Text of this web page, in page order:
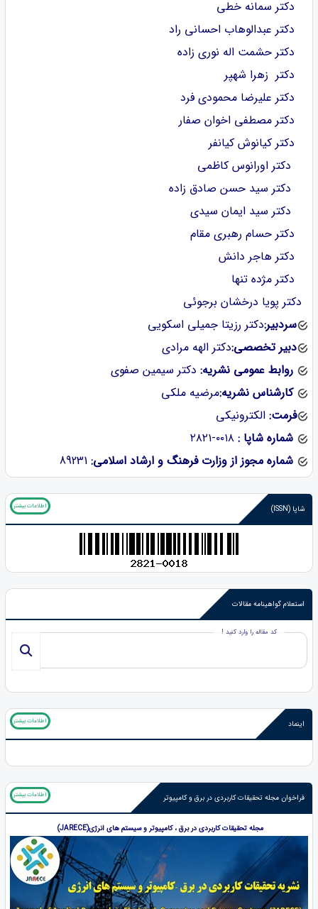
دکتر سمانه خطی
دکتر عبدالوهاب احسانی راد
دکتر حشمت اله نوری زاده
دکتر زهرا شهپر
دکتر علیرضا محمودی فرد
دکتر مصطفی اخوان صفار
دکتر کیانوش کیانفر
دکتر اورانوس کاظمی
دکتر سید حسن صادق زاده
دکتر سید ایمان سیدی
دکتر حسام رهبری مقام
دکتر هاجر دانش
دکتر مژده تنها
دکتر پویا درخشان برجوئی
سردبیر:دکتر رزیتا جمیلی اسکویی
دبیر تخصصی:دکتر الهه مرادی
روابط عمومی نشریه: دکتر سیمین صفوی
کارشناس نشریه:مرضیه ملکی
فرمت:الکترونیکی
شماره شاپا :‪۲۸۲۱-۰۰۱۸
شماره مجوز از وزارت فرهنگ و ارشاد اسلامی: 89231
شاپا (ISSN) اطلاعات بیشتر
استعلام گواهینامه مقالات
کد مقاله را وارد کنید !
اینماد اطلاعات بیشتر
فراخوان مجله تحقیقات کاربردی در برق و کامپیوتر اطلاعات بیشتر
مجله تحقیقات کاربردی در برق ، کامپیوتر و سیستم های انرژی(JARECE)